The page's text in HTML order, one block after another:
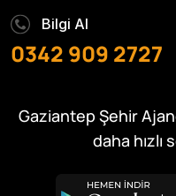
Bilgi Al
0342 909 2727
Gaziantep Şehir
daha hızlı